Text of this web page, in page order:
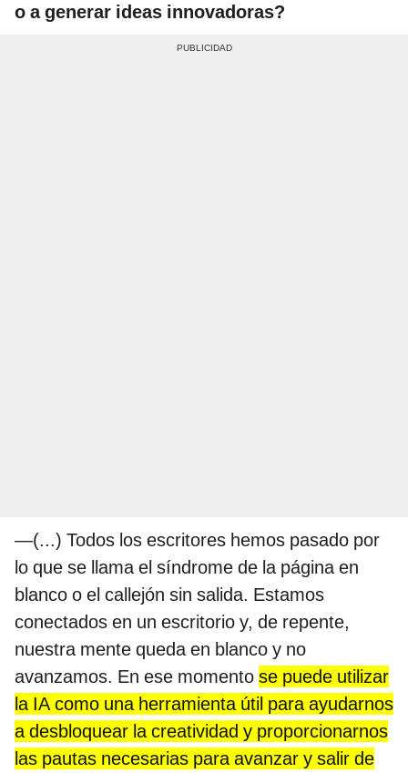
o a generar ideas innovadoras?
—(...) Todos los escritores hemos pasado por
lo que se llama el síndrome de la página en
blanco o el callejón sin salida. Estamos
conectados en un escritorio y, de repente,
nuestra mente queda en blanco y no
avanzamos. En ese momento se puede utilizar
la IA como una herramienta útil para ayudarnos
a desbloquear la creatividad y proporcionarnos
las pautas necesarias para avanzar y salir de